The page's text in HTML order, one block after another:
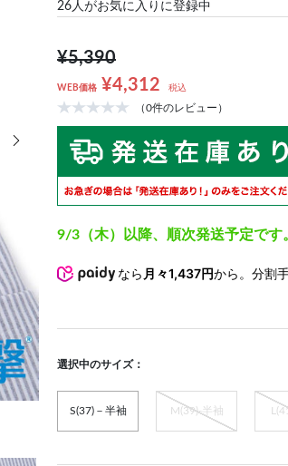
次の画像
26人がお気に入りに登録中
¥5,390
WEB価格 ¥4,312 税込
（0件のレビュー）
9/3（木）以降、順次発送予定です
なら 月々1,437円から。分割
選択中のサイズ：
S(37)－半袖 M(39)-半袖